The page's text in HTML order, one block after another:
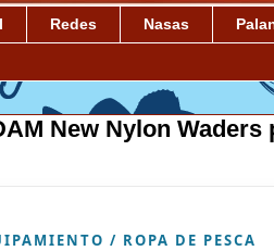
Redes Nasas
New Nylon Waders
/ ROPA DE PESCA